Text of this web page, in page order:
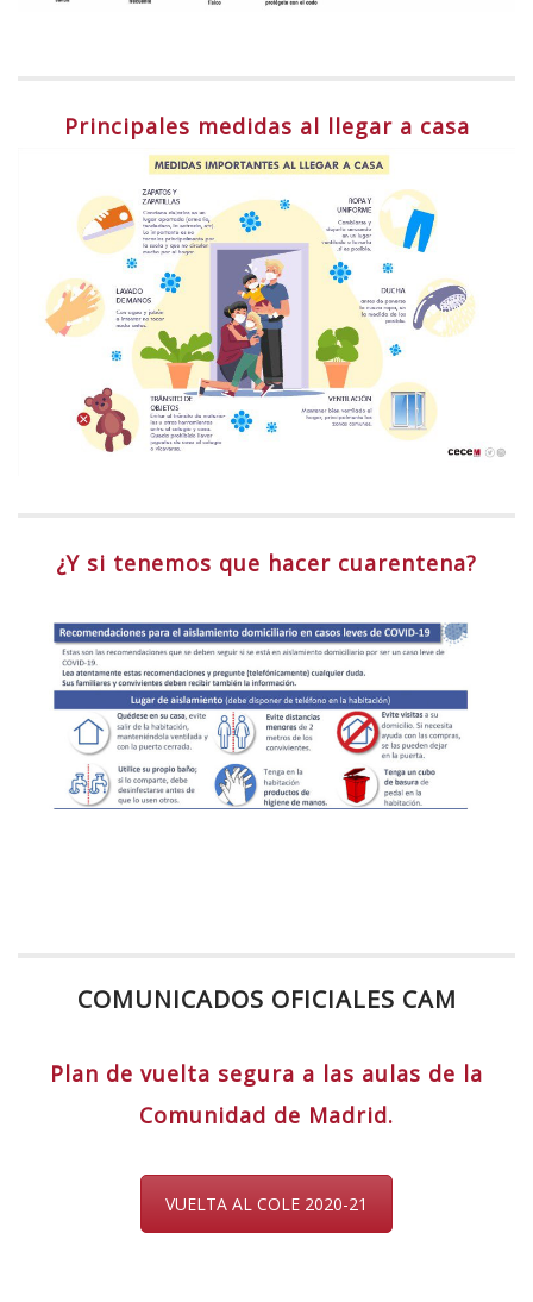
Principales medidas al llegar a casa
¿Y si tenemos que hacer cuarentena?
COMUNICADOS OFICIALES CAM
Plan de vuelta segura a las aulas de la
Comunidad de Madrid.
VUELTA AL COLE 2020-21